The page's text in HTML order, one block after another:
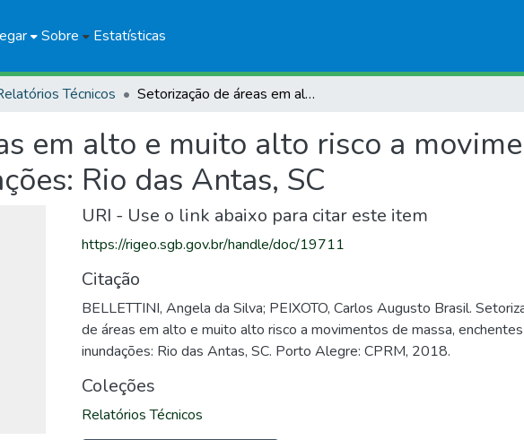
Sobre Estatísticas
Técnicos Setorização de áreas em alto e muito alto risco a movimentos de massa, enchentes e inundações: Rio das Antas, SC
em alto e muito alto risco a
Rio das Antas, SC
URI - Use o link abaixo para citar este item
https://rigeo.sgb.gov.br/handle/doc/19711
Citação
BELLETTINI, Angela da Silva; PEIXOTO, Carlos Augusto Brasil.
de áreas em alto e muito alto risco a movimentos de massa,
inundações: Rio das Antas, SC. Porto Alegre: CPRM, 2018.
Coleções
Relatórios Técnicos